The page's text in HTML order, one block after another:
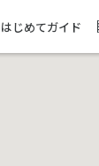
はじめてガイド